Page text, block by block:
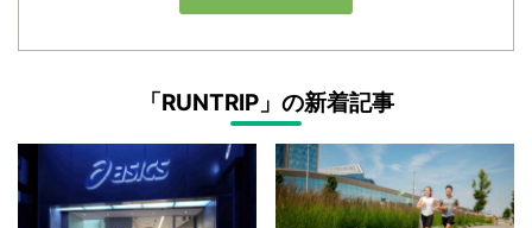
「RUNTRIP」の新着記事